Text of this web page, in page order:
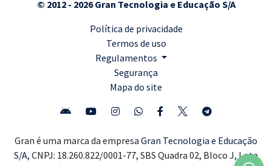
© 2012 - 2026 Gran Tecnologia e Educação S/A
Política de privacidade
Termos de uso
Regulamentos
Segurança
Mapa do site
Gran é uma marca da empresa Gran Tecnologia e Educação
S/A, CNPJ: 18.260.822/0001-77, SBS Quadra 02, Bloco J, Lote